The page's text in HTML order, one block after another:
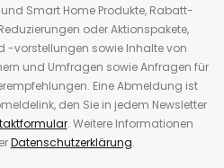
Smart Home Produkte, Rabatt-
oder Aktionspakete,
-vorstellungen sowie Inhalte von
und Umfragen sowie Anfragen für
Eine Abmeldung ist
den Sie in jedem Newsletter
. Weitere Informationen
Datenschutzerklärung.